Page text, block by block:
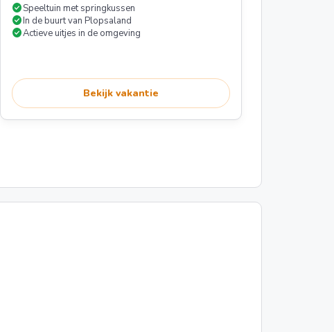
check_circleSpeeltuin met springkussen
check_circleIn de buurt van Plopsaland
check_circleActieve uitjes in de omgeving
Bekijk vakantie